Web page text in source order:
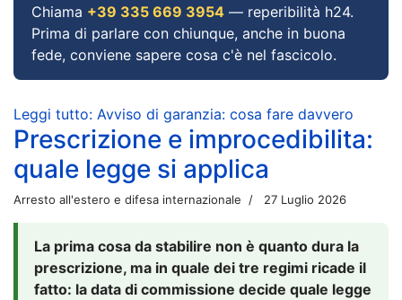
Chiama +39 335 669 3954 — reperibilità h24.
Prima di parlare con chiunque, anche in buona
fede, conviene sapere cosa c'è nel fascicolo.
Leggi tutto: Avviso di garanzia: cosa fare davvero
Prescrizione e improcedibilita:
quale legge si applica
Arresto all'estero e difesa internazionale 27 Luglio 2026
La prima cosa da stabilire non è quanto dura la
prescrizione, ma in quale dei tre regimi ricade il
fatto: la data di commissione decide quale legge